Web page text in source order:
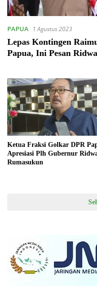
PAPUA 1 Agustus 2023
Lepas Kontingen
Papua, Ini Pesan
Ketua Fraksi Golkar DPR
Apresiasi Plh Gubernur
Rumasukun